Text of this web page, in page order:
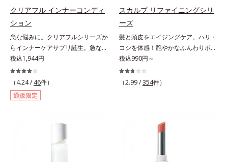
*7 乾燥による*8 保湿成分*9
ロニセラカエルレア果汁、ノバラエ
キス配合＝うるおいを与えハリと透
明感に満ちた肌へ導く保湿成分
*10 メマツヨイグサ抽出液、スイ
カズラエキス配合＝角層のすみずみ
まで水分・油分を保ち、ハリ・ツヤ
を与える保湿成分*11 気持ちのこ
と
角層*5 乾燥による*6 洗浄によ
る物理的効果*7 うるおいによる
*8 乾燥、ハリ・ツヤのなさ*9
保湿成分*10 ロニセラカエルレア
果汁、ノバラエキス配合＝うるおい
を与えハリと透明感に満ちた肌へ導
く保湿成分*11 メマツヨイグサ抽
出液、スイカズラエキス配合＝角層
す。むやみに隠すのではなくふわり
アのW効果で軽やかな美肌を印象づ
けます。紫外線吸収剤フリーなのに
高SPF値、さらにスキンプロテクト
複合成分(*3)が、ブルーライト、紫
外線、大気中の微粒子汚れなどの外
的ダメージから肌表面をガードしま
す。【カバー効果】保湿性凹凸カバ
すい肌にうるおいを届けながら、光
ーします。【ラスティング効果】皮
ッククリーム(*3)、パックの6役を
担い、複合的にアプローチ。Wナイ
アシン(*4)によるシワ改善・シミ予
防に加え、複合成分コラーゲンコン
プレックスSPが肌のハリを徹底サポ
ート。肌なじみのよいクリーム構造
で角層まで保湿成分が浸透し、うる
おいをギュッと閉じ込めます。洗顔
す。*1 メラニンの生成を抑え、シ
ミ・ソバカスを防ぐ*2 肌にハリを
ケアとして*4 ナイアシンアミド
クリアフル インナーコンディ
ション
急な悩みに。クリアフルシリーズか
らインナーケアサプリ誕生。急な悩
みに。ケアに行き詰まったすべての
女性に送る、「クリアフルシリー
ズ」のオールインワンサプリメント
です。ビタミンB1とB2を配合。ビ
タミンB6とビタミンCは、タイムリ
放出されます。またすこやかな美し
ラミドをプラス。さらにストレス社
税込1,944円
（4.24 / 46件）
通販限定
スカルプ リファイニングシリ
ーズ
髪と頭皮をエイジングケア。ハリ・
コシを体感！艶やかなふんわりボリ
ューム美髪へ。「抜け毛が目立つ」
「ボリュームがない」「ハリ・コシ
がない」という年齢による3大髪悩
シリーズです。地肌と髪をすこやか
に保つ「3Dプロテクト成分(*2)」
ンドボタニカルエキス(*2)」を配
税込990円～
（2.99 /354件）